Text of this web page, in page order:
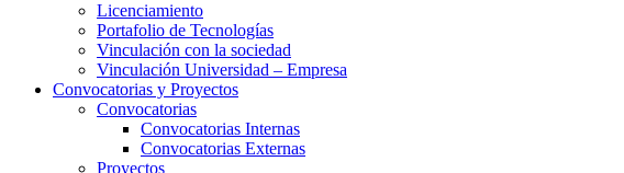
Licenciamiento
Portafolio de Tecnologías
Vinculación con la sociedad
Vinculación Universidad – Empresa
Convocatorias y Proyectos
Convocatorias
Convocatorias Internas
Convocatorias Externas
Proyectos